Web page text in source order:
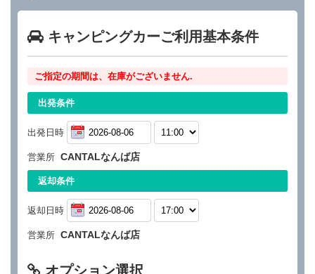
キャンピングカーご利用基本条件
ご指定の期間は、在庫がございません.
出発条件
出発日時
営業所 CANTALなんば店
返却条件
返却日時
営業所 CANTALなんば店
オプション選択